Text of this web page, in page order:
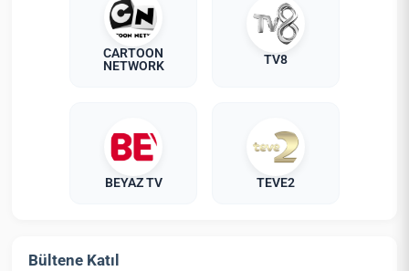
CARTOON
NETWORK
TV8
BEYAZ TV TEVE2
Bültene Katıl